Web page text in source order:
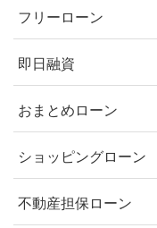
フリーローン
即日融資
おまとめローン
ショッピングローン
不動産担保ローン